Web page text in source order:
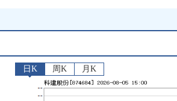
日K 周K 月K